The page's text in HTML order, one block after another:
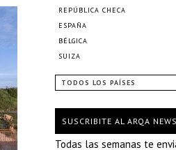
REPÚBLICA CHECA
ESPAÑA
BÉLGICA
SUIZA
TODOS LOS PAÍSES
SUSCRIBITE AL ARQA NEWS
Todas las semanas te